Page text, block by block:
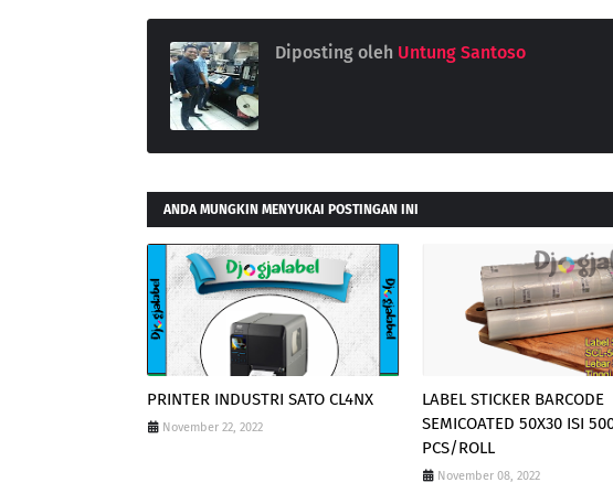
Diposting oleh Untung Santoso
ANDA MUNGKIN MENYUKAI POSTINGAN INI
PRINTER INDUSTRI SATO CL4NX
November 22, 2022
LABEL STICKER BARCODE
SEMICOATED 50X30 ISI
PCS/ROLL
November 08, 2022